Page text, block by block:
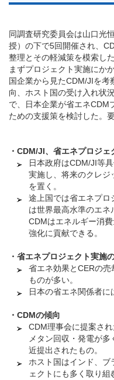
同調査研究委員会は山口光
授）の下で5回開催され、
整理とその軽減策を模索した
まずプロジェクト実施にか
国企業から見たCDM/JIを
向、ホスト国の受け入れ状
で、日本企業が省エネCDM
ための支援策を検討した。
・ CDM/JI、省エネプロジェ
日本政府はCDM/JI等
実施し、将来のクレジ
を置く。
途上国では省エネプロ
は世界最高水準のエネ
CDMはエネルギー消
強化に貢献できる。
・ 省エネプロジェクト実施
省エネ効果とCERの
ものが多い。
日本の省エネ関係者に
・ CDMの傾向
CDM理事会に提案さ
メタン回収・発電が
近提出されたもの。
ホスト国はインド、ブ
ェクトにも多く取り